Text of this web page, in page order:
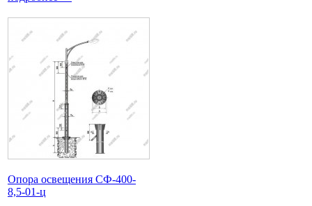
Опора освещения СФ-400-
8,5-01-ц